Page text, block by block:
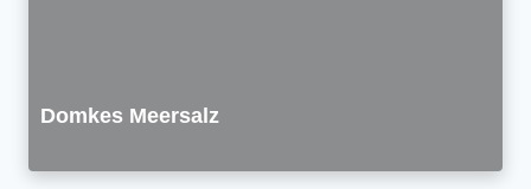
Domkes Meersalz